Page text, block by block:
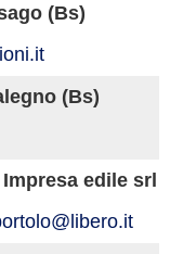
(Bs)
(Bs)
edile srl